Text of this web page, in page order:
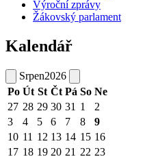
Výroční zprávy
Žákovský parlament
Kalendář
Srpen2026
Po Út St Čt Pá So Ne
27 28 29 30 31 1
2
3
4 5 6 7 8
9
10 11 12 13 14 15 16
17 18 19 20 21 22 23